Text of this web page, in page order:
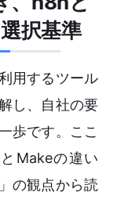
択基準
用するツール
し、自社の要
歩です。ここ
Makeの違い
の観点から読